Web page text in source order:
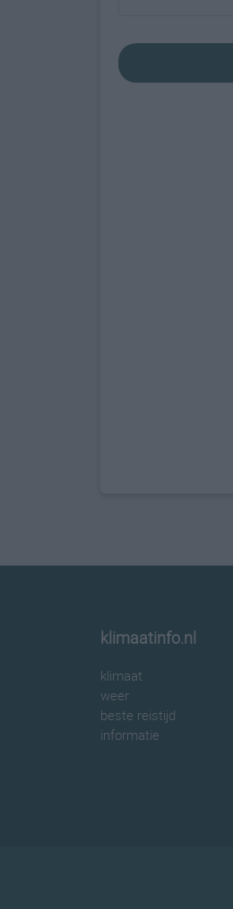
klimaatinfo.nl
klimaat
weer
beste reistijd
informatie